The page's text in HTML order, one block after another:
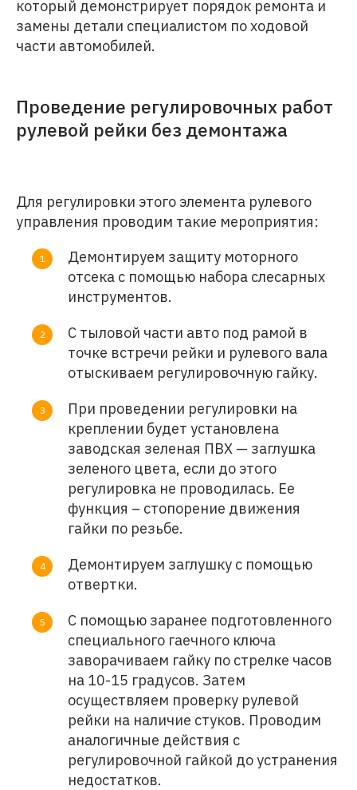
который демонстрирует порядок ремонта и
замены детали специалистом по ходовой
части автомобилей.
Проведение регулировочных работ
рулевой рейки без демонтажа
Для регулировки этого элемента рулевого
управления проводим такие мероприятия:
Демонтируем защиту моторного
отсека с помощью набора слесарных
инструментов.
С тыловой части авто под рамой в
точке встречи рейки и рулевого вала
отыскиваем регулировочную гайку.
При проведении регулировки на
креплении будет установлена
заводская зеленая ПВХ — заглушка
зеленого цвета, если до этого
регулировка не проводилась. Ее
функция – стопорение движения
гайки по резьбе.
Демонтируем заглушку с помощью
отвертки.
С помощью заранее подготовленного
специального гаечного ключа
заворачиваем гайку по стрелке часов
на 10-15 градусов. Затем
осуществляем проверку рулевой
рейки на наличие стуков. Проводим
аналогичные действия с
регулировочной гайкой до устранения
недостатков.